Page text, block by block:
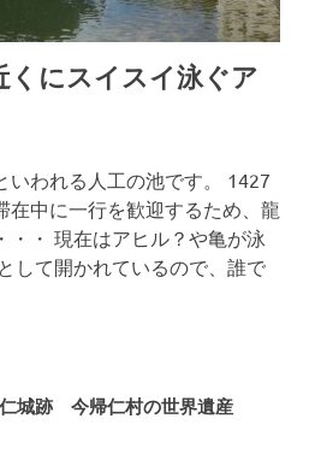
にスイスイ泳ぐア
いわれる人工の池です。 1427
在中に一行を歓迎するため、龍
・・ 現在はアヒル？や亀が泳
して開かれているので、誰で
城跡 今帰仁村の世界遺産